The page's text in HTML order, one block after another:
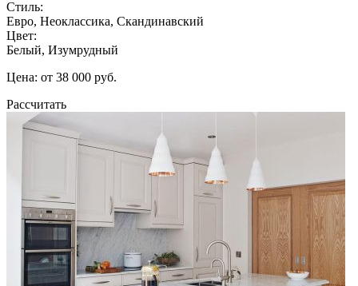
Стиль:
Евро, Неоклассика, Скандинавский
Цвет:
Белый, Изумрудный
Цена: от 38 000 руб.
Рассчитать